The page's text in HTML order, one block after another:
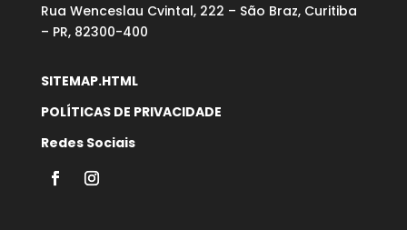
Rua Wenceslau Cvintal, 222 – São Braz, Curitiba
– PR, 82300-400
SITEMAP.HTML
POLÍTICAS DE PRIVACIDADE
Redes Sociais